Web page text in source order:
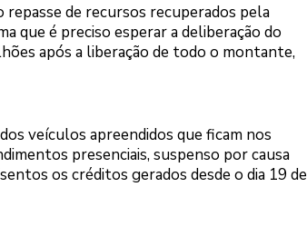
repasse de recursos recuperados pela
que é preciso esperar a deliberação do
após a liberação de todo o montante,
veículos apreendidos que ficam nos
presenciais, suspenso por causa
os créditos gerados desde o dia 19 de